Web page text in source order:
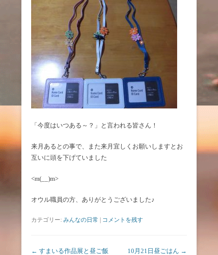
「今度はいつある～？」と言われる皆さん！
来月あるとの事で、また来月宜しくお願いしますとお
互いに頭を下げていました
<m(__)m>
オウル職員の方、ありがとうございました♪
カテゴリー: みんなの日常 | コメントを残す
投稿ナビゲーション
← すまいる作品展と昼ご飯
10月21日昼ごはん →